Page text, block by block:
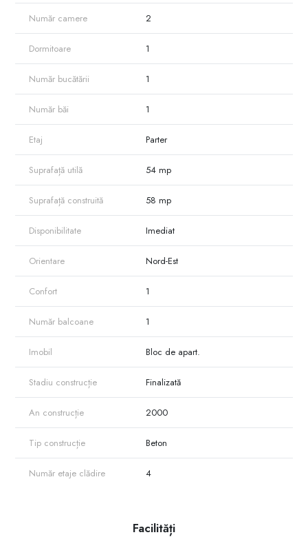
Număr camere 2
Dormitoare 1
Număr bucătării 1
Număr băi 1
Etaj Parter
Suprafață utilă 54 mp
Suprafață construită 58 mp
Disponibilitate Imediat
Orientare Nord-Est
Confort 1
Număr balcoane 1
Imobil Bloc de apart.
Stadiu construcție Finalizată
An construcție 2000
Tip construcție Beton
Număr etaje clădire 4
Facilități